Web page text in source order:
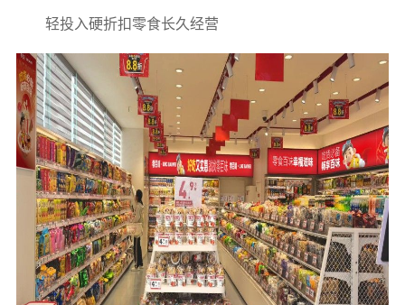
轻投入硬折扣零食长久经营